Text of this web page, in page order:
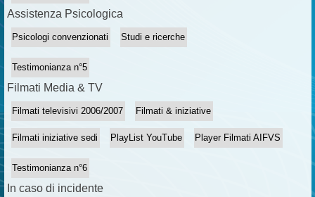
Assistenza Psicologica
Psicologi convenzionati Studi e ricerche
Testimonianza n°5
Filmati Media & TV
Filmati televisivi 2006/2007 Filmati & iniziative
Filmati iniziative sedi PlayList YouTube Player Filmati AIFVS
Testimonianza n°6
In caso di incidente